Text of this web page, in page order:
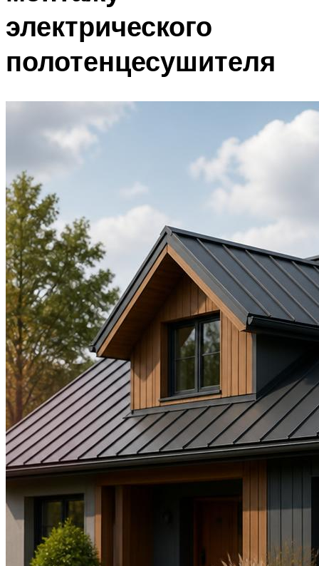
электрического
полотенцесушителя